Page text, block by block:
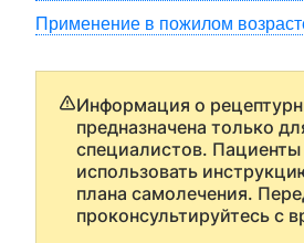
Применение в пожилом
Информация о
предназначена только
специалистов.
использовать
плана самолечения.
проконсультируйтесь с